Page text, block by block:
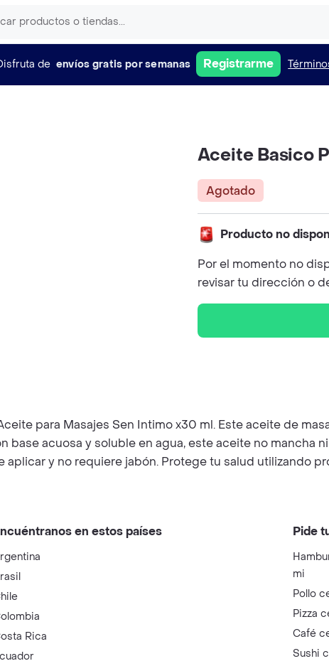
de envíos gratis por semanas Registrarme
Aceite Basico
Agotado
Producto no
Por el momento no
revisar tu dirección o
para Masajes Sen Intimo x30 ml. Este aceite de
base acuosa y soluble en agua, este aceite no mancha
y no requiere jabón. Protege tu salud utilizando
en estos países
Rica
Pide
mi
Pollo
Pizza
Café
Sushi